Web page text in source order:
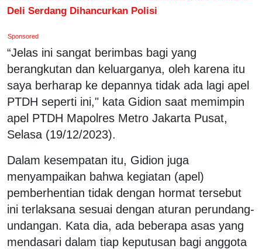
Deli Serdang Dihancurkan Polisi
Sponsored
“Jelas ini sangat berimbas bagi yang
berangkutan dan keluarganya, oleh karena itu
saya berharap ke depannya tidak ada lagi apel
PTDH seperti ini," kata Gidion saat memimpin
apel PTDH Mapolres Metro Jakarta Pusat,
Selasa (19/12/2023).
Dalam kesempatan itu, Gidion juga
menyampaikan bahwa kegiatan (apel)
pemberhentian tidak dengan hormat tersebut
ini terlaksana sesuai dengan aturan perundang-
undangan. Kata dia, ada beberapa asas yang
mendasari dalam tiap keputusan bagi anggota